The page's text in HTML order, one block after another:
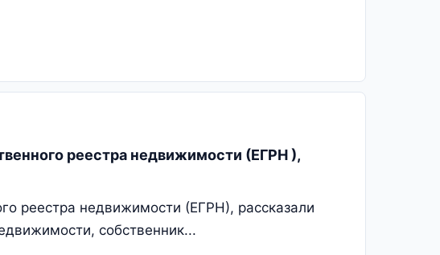
реестра недвижимости (ЕГРН ),
реестра недвижимости (ЕГРН), рассказали
собственник...